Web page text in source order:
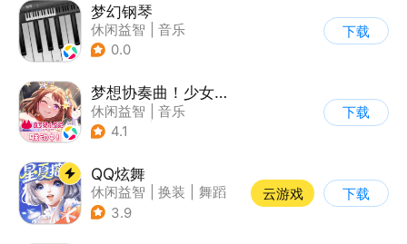
梦幻钢琴
休闲益智
音乐
0.0
下载
梦想协奏曲！少女乐团派对！
休闲益智
音乐
| 美少女
4.1
下载
QQ炫舞
休闲益智 换装
舞蹈
| 美少女
3.9
云游戏 下载